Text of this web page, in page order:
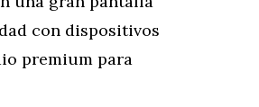
con dispositivos
premium para